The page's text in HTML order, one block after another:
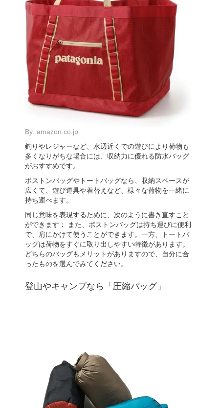
By: amazon.co.jp
釣りやレジャーなど、水辺近くでの遊びにより荷物も
多くなりがちな場合には、収納力に優れる防水バッグ
がおすすめです。
ボストンバッグやトートバッグなら、収納スペースが
広くて、遊び道具や着替えなど、様々な荷物を一緒に
持ち運べます。
同じ意味を表現するために、次のように書き直すこと
ができます： また、ボストンバッグは持ち運びに便利
で、肩にかけて使うことができます。一方、トートバ
ッグは荷物をすぐに取り出しやすい特徴があります。
どちらのバッグもメリットがありますので、自分に合
ったものを選んでみてください。
登山やキャンプなら「圧縮バッグ」